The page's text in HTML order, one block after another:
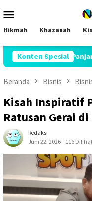
ke
kontenMobile
Hikmah Khazanah
Konten Spesial
Panjang, UAR Bentuk
Beranda Bisnis
Kisah Inspiratif
Ratusan Gerai
Redaksi
Juni 22, 2026
116 Dilihat